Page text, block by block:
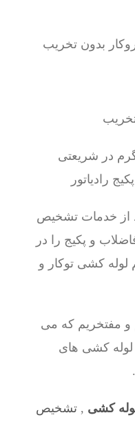
از خدمات تشخیص
و پکیج را در
لوله کشی توکار و
و مفتخریم که می
لوله کشی های
کشی , تشخیص